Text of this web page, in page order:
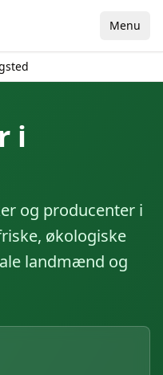
Menu
i
og producenter i
økologiske
landmænd og